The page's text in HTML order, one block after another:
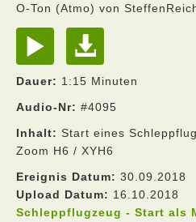
O-Ton (Atmo) von
Dauer: 1:15 Minuten
Audio-Nr: #4095
Inhalt: Start eines
Zoom H6 / XYH6
Ereignis Datum: 30.09.2018
Upload Datum: 16.10.2018
Schleppflugzeug - Start als